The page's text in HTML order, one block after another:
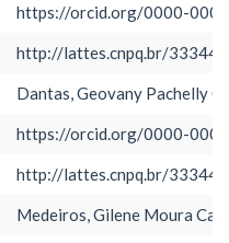
https://orcid.org/0000-
http://lattes.cnpq.br/
Dantas, Geovany Pachelly
https://orcid.org/0000-
http://lattes.cnpq.br/
Medeiros, Gilene Moura